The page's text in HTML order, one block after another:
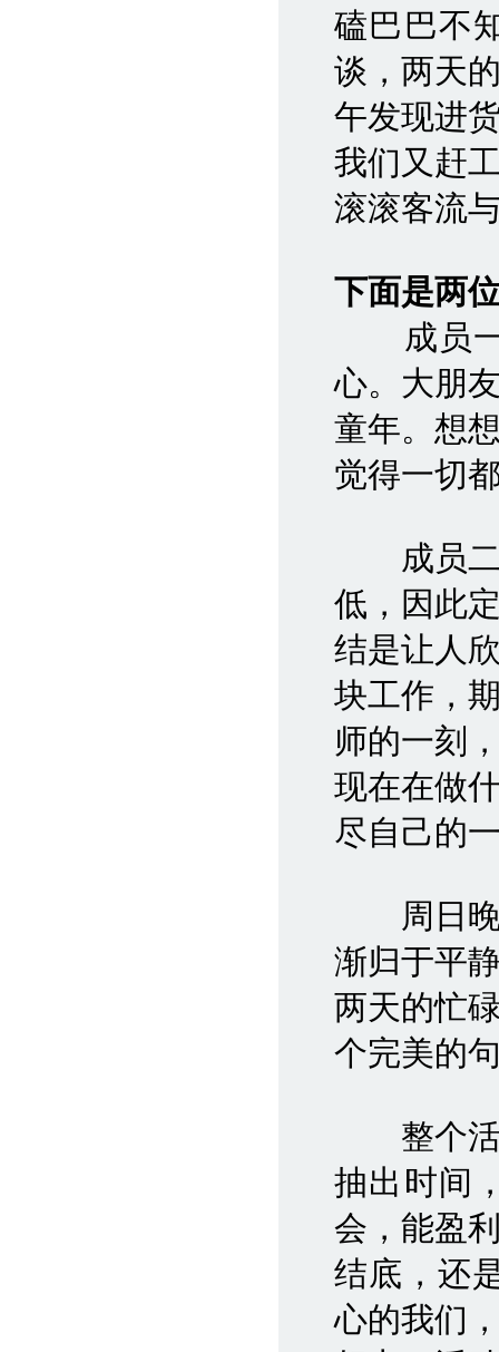
磕巴巴不
谈，两天
午发现进
我们又赶
滚滚客流
下面是两
成员一
心。大朋
童年。想
觉得一切
成员二
低，因此
结是让人
块工作，
师的一刻
现在在做
尽自己的
周日晚
渐归于平
两天的忙
个完美的
整个活
抽出时间
会，能盈
结底，还
心的我们